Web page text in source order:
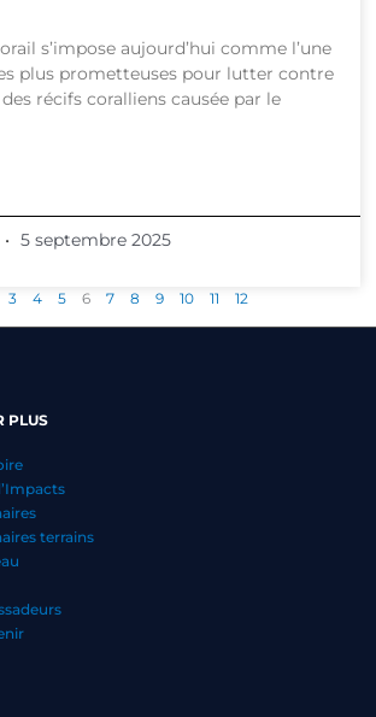
s’impose aujourd’hui comme l’une
plus prometteuses pour lutter contre
récifs coralliens causée par le
5 septembre 2025
3 4 5 6 7 8 9 10 11 12
PLUS
terrains